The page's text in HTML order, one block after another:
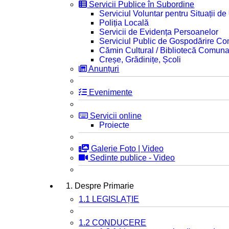
Servicii Publice în Subordine
Serviciul Voluntar pentru Situații de
Poliția Locală
Servicii de Evidența Persoanelor
Serviciul Public de Gospodărire
Cămin Cultural / Bibliotecă
Creșe, Grădinițe, Școli
Anunțuri
Evenimente
Servicii online
Proiecte
Galerie Foto | Video
Sedinte publice - Video
1. Despre Primarie
1.1 LEGISLAȚIE
1.2 CONDUCERE